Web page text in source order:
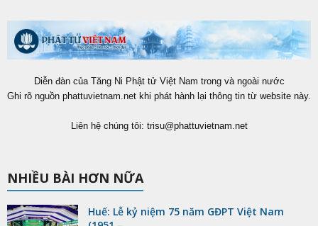
Diễn đàn của Tăng Ni Phật tử Việt Nam trong và ngoài nước
Ghi rõ nguồn phattuvietnam.net khi phát hành lại thông tin từ website này.
Liên hệ chúng tôi: trisu@phattuvietnam.net
NHIỀU BÀI HƠN NỮA
Huế: Lễ kỷ niệm 75 năm GĐPT Việt Nam